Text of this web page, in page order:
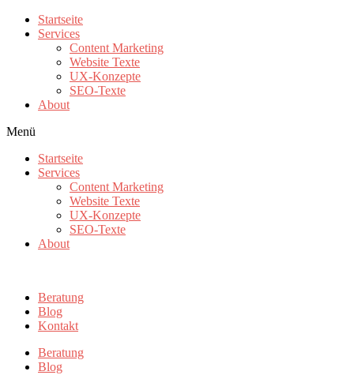
Zum
Inhalt
Startseite
Services
Content Marketing
Website Texte
UX-Konzepte
SEO-Texte
About
Menü
Startseite
Services
Content Marketing
Website Texte
UX-Konzepte
SEO-Texte
About
Beratung
Blog
Kontakt
Beratung
Blog